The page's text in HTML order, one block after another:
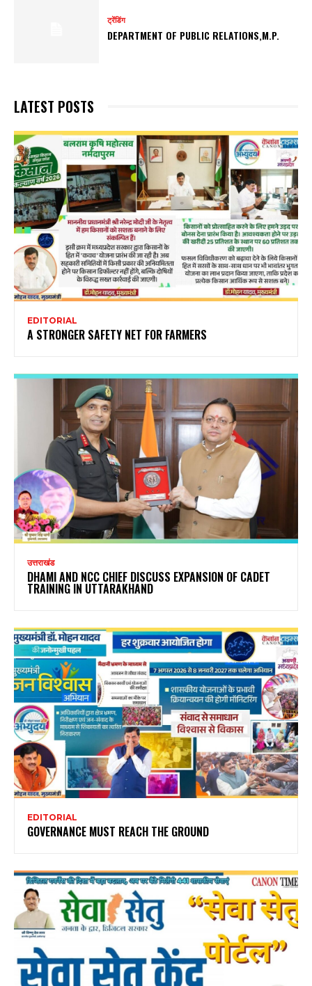
ट्रेंडिंग
DEPARTMENT OF PUBLIC RELATIONS,M.P.
LATEST POSTS
EDITORIAL
A STRONGER SAFETY NET FOR FARMERS
उत्तराखंड
DHAMI AND NCC CHIEF DISCUSS EXPANSION OF CADET
TRAINING IN UTTARAKHAND
EDITORIAL
GOVERNANCE MUST REACH THE GROUND